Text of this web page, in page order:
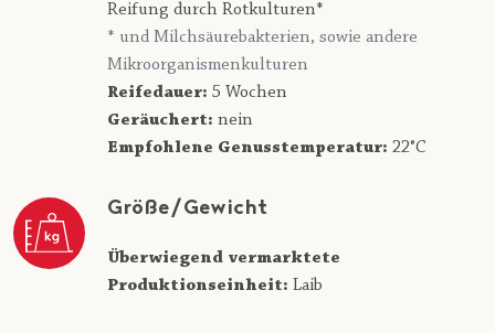
Reifung durch Rotkulturen*
* und Milchsäurebakterien, sowie andere
Mikroorganismenkulturen
Reifedauer: 5 Wochen
Geräuchert: nein
Empfohlene Genusstemperatur: 22°C
Größe/Gewicht
Überwiegend vermarktete
Produktionseinheit: Laib